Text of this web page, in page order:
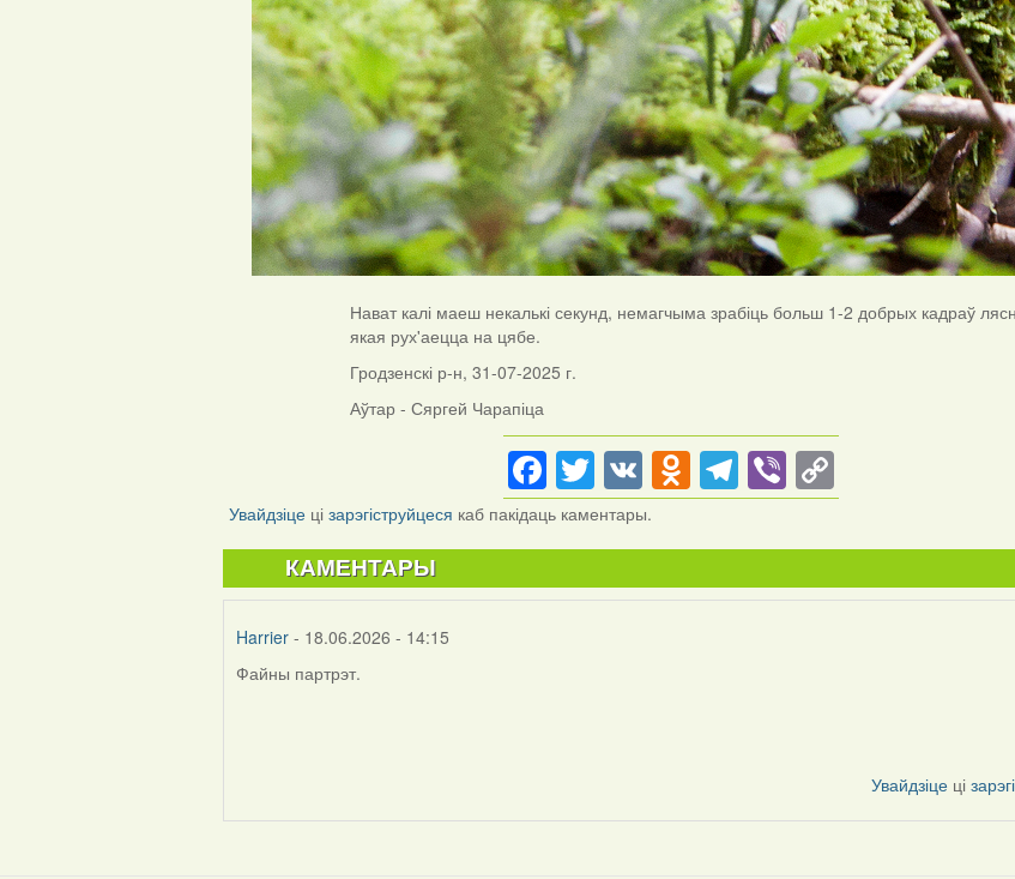
Нават калі маеш некалькі секунд, немагчыма зрабіць больш 1-2 добрых кадраў
якая рух'аецца на цябе.
Гродзенскі р-н, 31-07-2025 г.
Аўтар - Сяргей Чарапіца
Facebook
Twitter
VKOdnoklassniki
Telegram
ViberCopy
Link
Увайдзіце цізарэгіструйцеся каб пакідаць каментары.
КАМЕНТАРЫ
Harrier - 18.06.2026 - 14:15
Файны партрэт.
Увайдзіце ці